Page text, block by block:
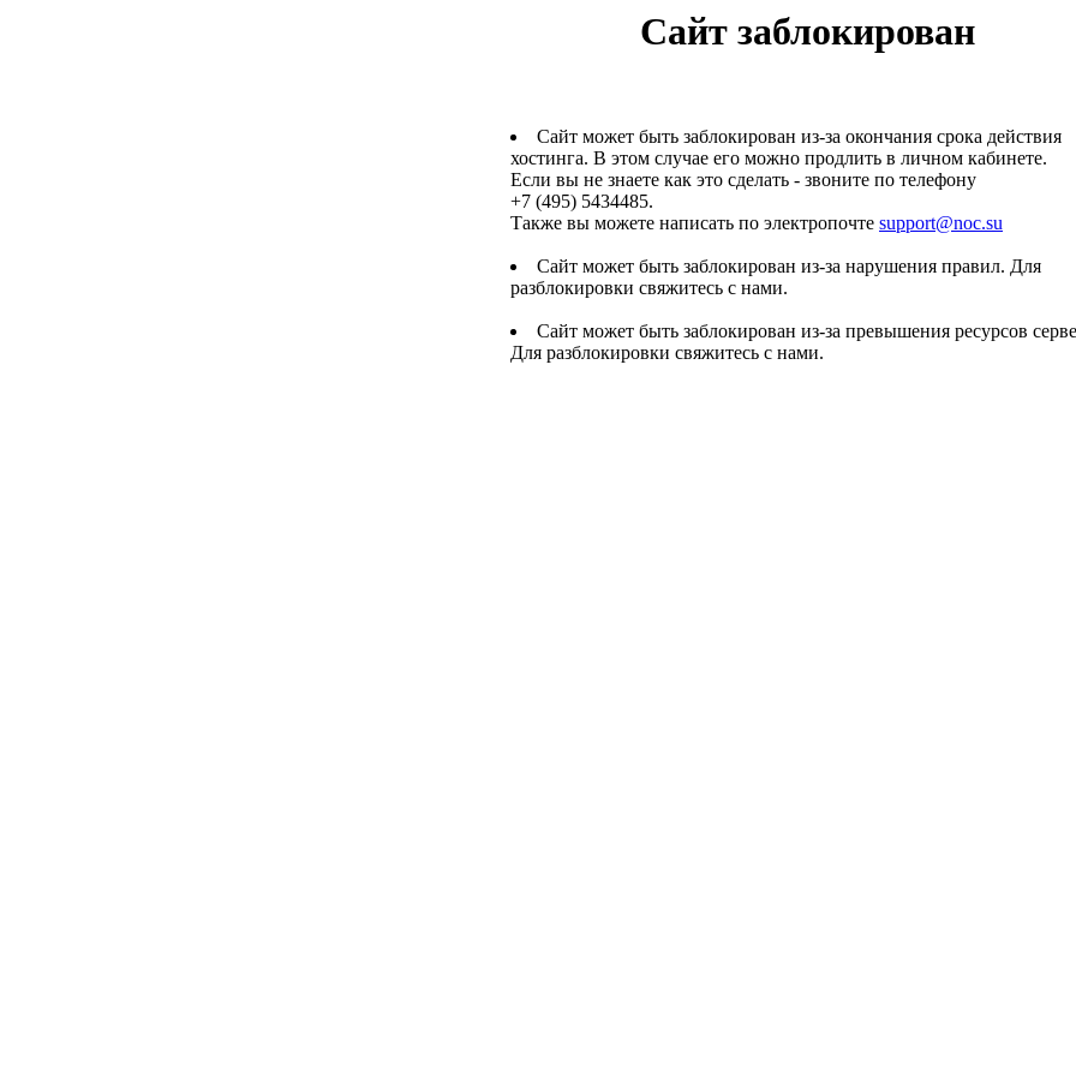
Сайт заблокирован
Сайт может быть заблокирован из-за окончания срока действия
хостинга. В этом случае его можно продлить в личном кабинете.
Если вы не знаете как это сделать - звоните по телефону
+7 (495) 5434485.
Также вы можете написать по электропочте support@noc.su
Сайт может быть заблокирован из-за нарушения правил. Для
разблокировки свяжитесь с нами.
Сайт может быть заблокирован из-за превышения ресурсов
Для разблокировки свяжитесь с нами.